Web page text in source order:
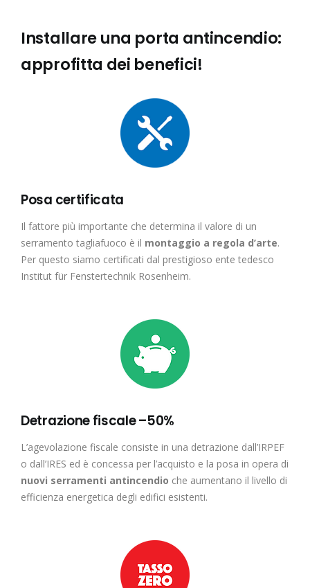
Installare una porta antincendio:
approfitta dei benefici!
Posa certificata
Il fattore più importante che determina il valore di un
serramento tagliafuoco è il montaggio a regola d’arte.
Per questo siamo certificati dal prestigioso ente tedesco
Institut für Fenstertechnik Rosenheim.
Detrazione fiscale –50%
L’agevolazione fiscale consiste in una detrazione dall’IRPEF
o dall’IRES ed è concessa per l’acquisto e la posa in opera di
nuovi serramenti antincendio che aumentano il livello di
efficienza energetica degli edifici esistenti.